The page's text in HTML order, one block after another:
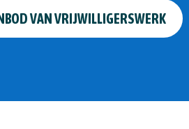
VAN VRIJWILLIGERSWERK